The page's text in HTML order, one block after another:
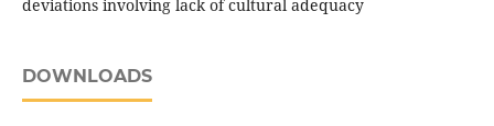
deviations involving lack of cultural adequacy
DOWNLOADS